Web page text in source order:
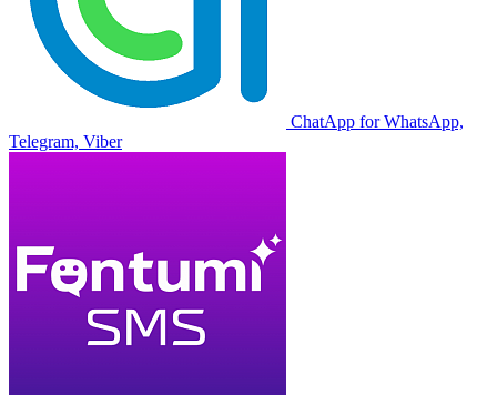
ChatApp for WhatsApp,
Telegram, Viber